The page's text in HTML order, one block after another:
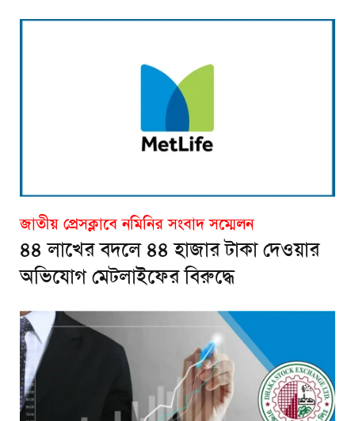
জাতীয় প্রেসক্লাবে নমিনির সংবাদ সম্মেলন
৪৪ লাখের বদলে ৪৪ হাজার টাকা দেওয়ার
অভিযোগ মেটলাইফের বিরুদ্ধে